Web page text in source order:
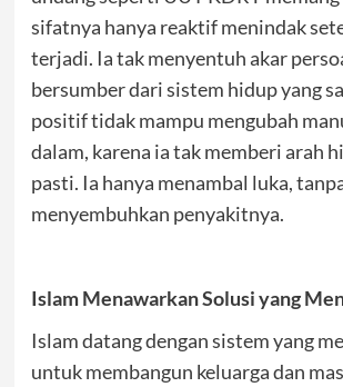
sifatnya hanya reaktif menindak
terjadi. Ia tak menyentuh akar
bersumber dari sistem hidup yang
positif tidak mampu mengubah
dalam, karena ia tak memberi arah
pasti. Ia hanya menambal luka,
menyembuhkan penyakitnya.
Islam Menawarkan Solusi yang
Islam datang dengan sistem yang
untuk membangun keluarga dan